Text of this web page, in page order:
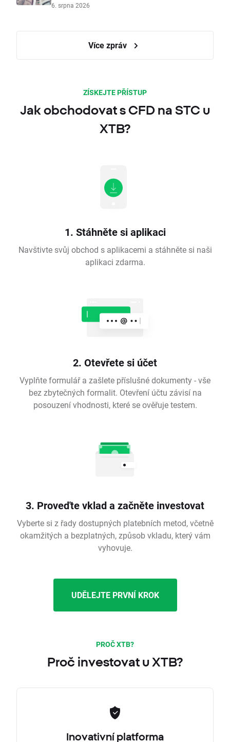
6. srpna 2026
Více zpráv
ZÍSKEJTE PŘÍSTUP
Jak obchodovat s CFD na STC u
XTB?
1. Stáhněte si aplikaci
Navštivte svůj obchod s aplikacemi a stáhněte si naši
aplikaci zdarma.
2. Otevřete si účet
Vyplňte formulář a zašlete příslušné dokumenty - vše
bez zbytečných formalit. Otevření účtu závisí na
posouzení vhodnosti, které se ověřuje testem.
3. Proveďte vklad a začněte investovat
Vyberte si z řady dostupných platebních metod, včetně
okamžitých a bezplatných, způsob vkladu, který vám
vyhovuje.
UDĚLEJTE PRVNÍ KROK
PROČ XTB?
Proč investovat u XTB?
Inovativní platforma